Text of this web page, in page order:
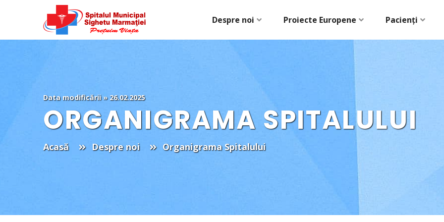
Despre noi Proiecte Europene Pacienți
Data modificării » 26.02.2025
ORGANIGRAMA SPITALULUI
Acasă Despre noi Organigrama Spitalului